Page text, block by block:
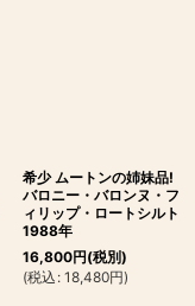
希少 ムートンの姉妹品!
バロニー・バロンヌ・フ
ィリップ・ロートシルト
1988年
16,800円(税別)
(税込 : 18,480円)